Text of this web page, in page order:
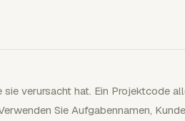
verursacht hat. Ein Projektcode
Sie Aufgabennamen,